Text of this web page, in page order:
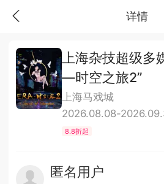
详情
上海杂技超级多
—时空之旅2”
上海马戏城
2026.08.08-
8.8折起
匿名用户